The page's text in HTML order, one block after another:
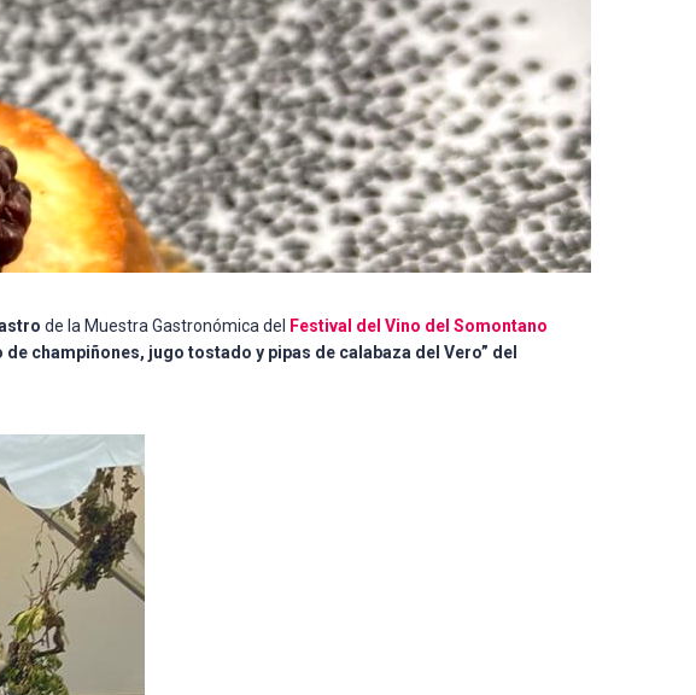
de la Muestra Gastronómica del
Festival del Vino del Somontano
champiñones, jugo tostado y pipas de calabaza del Vero” del